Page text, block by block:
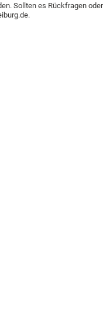
Sollten es Rückfragen